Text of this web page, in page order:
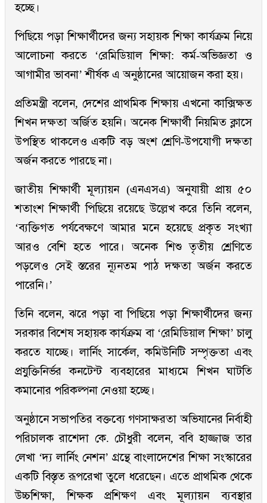
হচ্ছে।
পিছিয়ে পড়া শিক্ষার্থীদের জন্য সহায়ক শিক্ষা কার্যক্রম নিয়ে
আলোচনা করতে ‘রেমিডিয়াল শিক্ষা: কর্ম-অভিজ্ঞতা ও
আগামীর ভাবনা’ শীর্ষক এ অনুষ্ঠানের আয়োজন করা হয়।
প্রতিমন্ত্রী বলেন, দেশের প্রাথমিক শিক্ষায় এখনো কাক্সিক্ষত
শিখন দক্ষতা অর্জিত হয়নি। অনেক শিক্ষার্থী নিয়মিত ক্লাসে
উপস্থিত থাকলেও একটি বড় অংশ শ্রেণি-উপযোগী দক্ষতা
অর্জন করতে পারছে না।
জাতীয় শিক্ষার্থী মূল্যায়ন (এনএসএ) অনুযায়ী প্রায় ৫০
শতাংশ শিক্ষার্থী পিছিয়ে রয়েছে উল্লেখ করে তিনি বলেন,
‘ব্যক্তিগত পর্যবেক্ষণে আমার মনে হয়েছে প্রকৃত সংখ্যা
আরও বেশি হতে পারে। অনেক শিশু তৃতীয় শ্রেণিতে
পড়লেও সেই স্তরের ন্যূনতম পাঠ দক্ষতা অর্জন করতে
পারেনি।’
তিনি বলেন, ঝরে পড়া বা পিছিয়ে পড়া শিক্ষার্থীদের জন্য
সরকার বিশেষ সহায়ক কার্যক্রম বা ‘রেমিডিয়াল শিক্ষা’ চালু
করতে যাচ্ছে। লার্নিং সার্কেল, কমিউনিটি সম্পৃক্ততা এবং
প্রযুক্তিনির্ভর কনটেন্ট ব্যবহারের মাধ্যমে শিখন ঘাটতি
কমানোর পরিকল্পনা নেওয়া হচ্ছে।
অনুষ্ঠানে সভাপতির বক্তব্যে গণসাক্ষরতা অভিযানের নির্বাহী
পরিচালক রাশেদা কে. চৌধুরী বলেন, ববি হাজ্জাজ তার
লেখা ‘দ্য লার্নিং নেশন’ গ্রন্থে বাংলাদেশের শিক্ষা সংস্কারের
একটি বিস্তৃত রূপরেখা তুলে ধরেছেন। এতে প্রাথমিক থেকে
উচ্চশিক্ষা, শিক্ষক প্রশিক্ষণ এবং মূল্যায়ন ব্যবস্থার